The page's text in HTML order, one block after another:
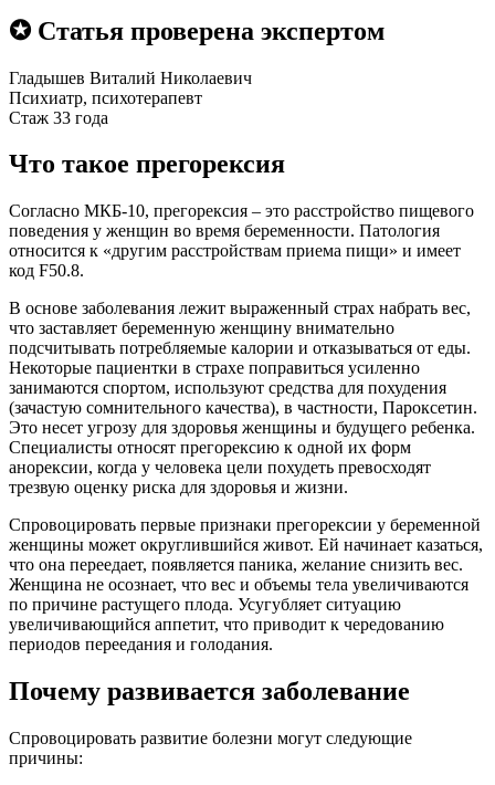
✪ Статья проверена экспертом
Гладышев Виталий Николаевич
Психиатр, психотерапевт
Стаж 33 года
Что такое прегорексия
Согласно МКБ-10, прегорексия – это расстройство пищевого
поведения у женщин во время беременности. Патология
относится к «другим расстройствам приема пищи» и имеет
код F50.8.
В основе заболевания лежит выраженный страх набрать вес,
что заставляет беременную женщину внимательно
подсчитывать потребляемые калории и отказываться от еды.
Некоторые пациентки в страхе поправиться усиленно
занимаются спортом, используют средства для похудения
(зачастую сомнительного качества), в частности, Пароксетин.
Это несет угрозу для здоровья женщины и будущего ребенка.
Специалисты относят прегорексию к одной их форм
анорексии, когда у человека цели похудеть превосходят
трезвую оценку риска для здоровья и жизни.
Спровоцировать первые признаки прегорексии у беременной
женщины может округлившийся живот. Ей начинает казаться,
что она переедает, появляется паника, желание снизить вес.
Женщина не осознает, что вес и объемы тела увеличиваются
по причине растущего плода. Усугубляет ситуацию
увеличивающийся аппетит, что приводит к чередованию
периодов переедания и голодания.
Почему развивается заболевание
Спровоцировать развитие болезни могут следующие
причины: